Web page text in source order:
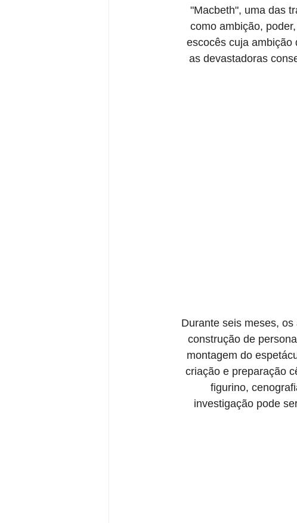
"Macbeth", uma das
como ambição,
escocês cuja ambição
as devastadoras
Durante seis meses,
construção de
montagem do
criação e preparação
figurino,
investigação pode